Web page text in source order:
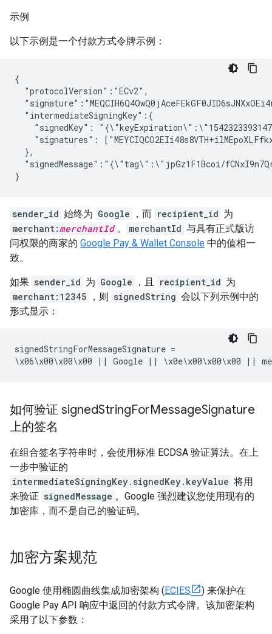
示例
以下示例是一个付款方式令牌示例：
{
  "protocolVersion":"ECv2",
  "intermediateSigningKey":{
"signedKey":
"signatures":
  },
"signedMessage":"{\"tag\":\"jpGz1F1Bcoi/
}
sender_id 始终为 Google ，而 recipient_id 为
merchant:merchantId 。 merchantId 与具有正式版访
问权限的商家的 Google Pay & Wallet Console 中的值相一
致。
如果 sender_id 为 Google ，且 recipient_id 为
merchant:12345
，则 signedString 会以下列示例中的
形式显示：
signedStringForMessageSignature =
\x06\x00\x00\x00 || Google || \x0e\x00\x00\x00 ||
如何验证 signedStringForMessageSignature
上的签名
在组合签名字符串时，会使用标准 ECDSA 验证算法。在上
一步中验证的
intermediateSigningKey.signedKey.keyValue 将用
来验证 signedMessage 。Google 强烈建议您使用现有的
加密库，而不是自己的验证码。
加密方案规范
Google 使用椭圆曲线集成加密架构 (ECIES
) 来保护在
Google Pay API 响应中返回的付款方式令牌。该加密架构
采用了以下参数：